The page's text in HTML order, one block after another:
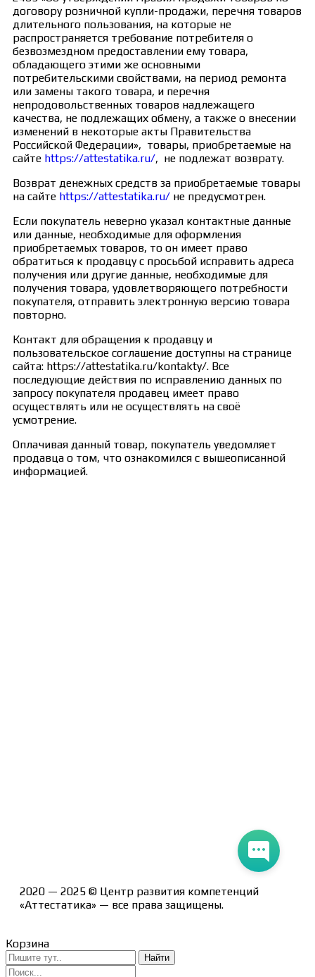
договору розничной купли-продажи, перечня товаров
длительного пользования, на которые не
распространяется требование потребителя о
безвозмездном предоставлении ему товара,
обладающего этими же основными
потребительскими свойствами, на период ремонта
или замены такого товара, и перечня
непродовольственных товаров надлежащего
качества, не подлежащих обмену, а также о внесении
изменений в некоторые акты Правительства
Российской Федерации», товары, приобретаемые на
сайте https://attestatika.ru/, не подлежат возврату.
Возврат денежных средств за приобретаемые товары
на сайте https://attestatika.ru/ не предусмотрен.
Если покупатель неверно указал контактные данные
или данные, необходимые для оформления
приобретаемых товаров, то он имеет право
обратиться к продавцу с просьбой исправить адреса
получения или другие данные, необходимые для
получения товара, удовлетворяющего потребности
покупателя, отправить электронную версию товара
повторно.
Контакт для обращения к продавцу и
пользовательское соглашение доступны на странице
сайта: https://attestatika.ru/kontakty/. Все
последующие действия по исправлению данных по
запросу покупателя продавец имеет право
осуществлять или не осуществлять на своё
усмотрение.
Оплачивая данный товар, покупатель уведомляет
продавца о том, что ознакомился с вышеописанной
информацией.
Лицензия на образовательную деятельность Л035-
2020 — 2025 © Центр развития компетенций
«Аттестатика» — все права защищены.
Корзина